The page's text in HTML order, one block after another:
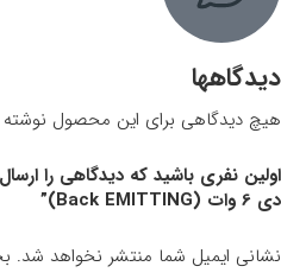
دیدگاهها
هیچ دیدگاهی برای این محصول
اولین نفری باشید که دیدگاهی را
دی 6 وات (Back EMITTING)”
نشانی ایمیل شما منتشر نخواهد شد.